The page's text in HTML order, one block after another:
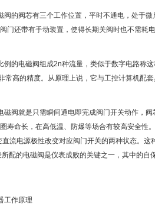
阀的阀芯有三个工作位置，平时不通电，处于
门还带有手动装置，使得长期关阀时也不需
例的电磁阀组成2n种流量，类似于数字电路称
常高的精度。从原理上说，它与工控计算机配
磁阀就是只需瞬间通电即完成阀门开关动作，
寿命长，在高低温、防爆等场合有较高安全
流电源极性改变对应阀门开关的两种状态。
配的电磁阀是仪表成败的关键之一，其中的
工作原理